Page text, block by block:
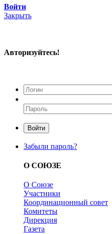
Войти
Закрыть
Авторизуйтесь!
Войти
Забыли пароль?
О СОЮЗЕ
О Союзе
Участники
Координационный совет
Комитеты
Дирекция
Газета